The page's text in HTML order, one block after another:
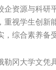
企资源与科研
重视学生创新
综合素养备
勒冈大学文凭